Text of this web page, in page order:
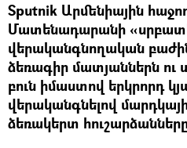
Sputnik Արմենիային
Մատենադարանի
վերականգնողական
ձեռագիր մատյաններն ու
բուն իմաստով երկրորդ
վերականգնելով
ձեռակերտ